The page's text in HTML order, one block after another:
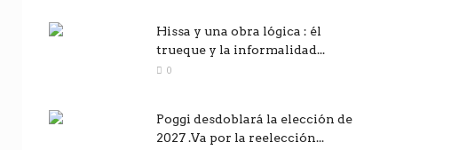
Hissa y una obra lógica : él
trueque y la informalidad...
0
Poggi desdoblará la elección de
2027 .Va por la reelección...